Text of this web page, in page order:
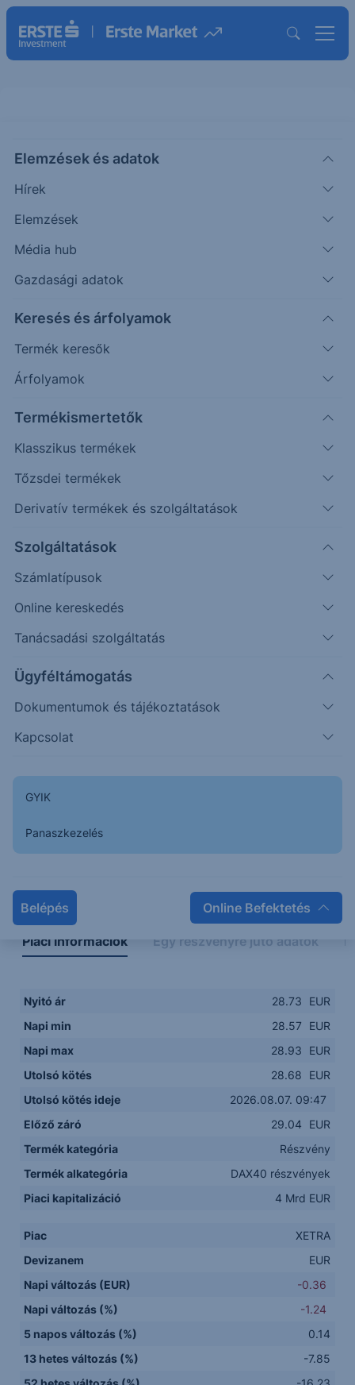
Elemzések és adatok
Hírek
Elemzések
Média hub
Gazdasági adatok
Keresés és árfolyamok
Termék keresők
Árfolyamok
Termékismertetők
Klasszikus termékek
Tőzsdei termékek
Derivatív termékek és szolgáltatások
Szolgáltatások
Számlatípusok
Online kereskedés
Tanácsadási szolgáltatás
Ügyféltámogatás
Dokumentumok és tájékoztatások
Kapcsolat
GYIK
Panaszkezelés
Belépés Online Befektetés
PAH3(XETRA)
PORSCHE AUTOMOBIL HOLD PRF
28.68
Időpont: 26.08.07. 09:47
Előző záró:
29.04
Árfolyamértesítő rögzítése
További információk kérése
08:00
28.5000
28.6000
28.7000
28.9000
29.0000
Napon belüli Historikus
Piaci információk Egy részvényre jutó adatok
Nyitó ár 28.73
EUR
Napi min
28.57
EUR
Napi max
28.93
EUR
Utolsó kötés
28.68
EUR
Utolsó kötés ideje
2026.08.07. 09:47
Előző záró
29.04
EUR
Termék kategória
Részvény
Termék alkategória
DAX40 részvények
Piaci kapitalizáció
4 Mrd EUR
Piac
XETRA
Devizanem
EUR
Napi változás (EUR)
-0.36
Napi változás (%)
-1.24
5 napos változás (%)
0.14
13 hetes változás (%)
-7.85